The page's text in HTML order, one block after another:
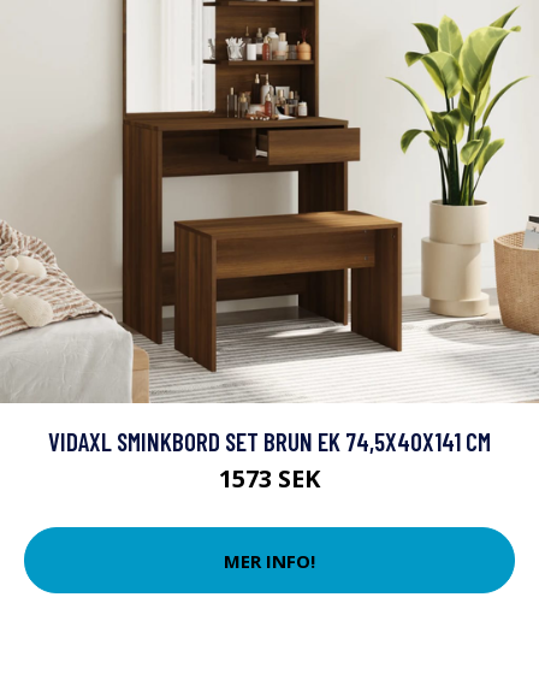
VIDAXL SMINKBORD SET BRUN EK 74,5X40X141 CM
1573 SEK
MER INFO!